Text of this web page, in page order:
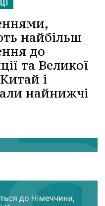
найбільш
до
та Великої
і
найнижчі